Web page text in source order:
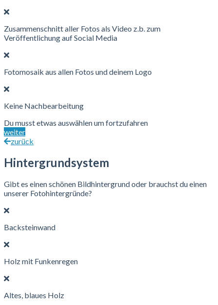
Zusammenschnitt aller Fotos als Video z.b. zum
Veröffentlichung auf Social Media
Fotomosaik aus allen Fotos und deinem Logo
Keine Nachbearbeitung
Du musst etwas auswählen um fortzufahren
weiter
zurück
Hintergrundsystem
Gibt es einen schönen Bildhintergrund oder brauchst du einen
unserer Fotohintergründe?
Backsteinwand
Holz mit Funkenregen
Altes, blaues Holz